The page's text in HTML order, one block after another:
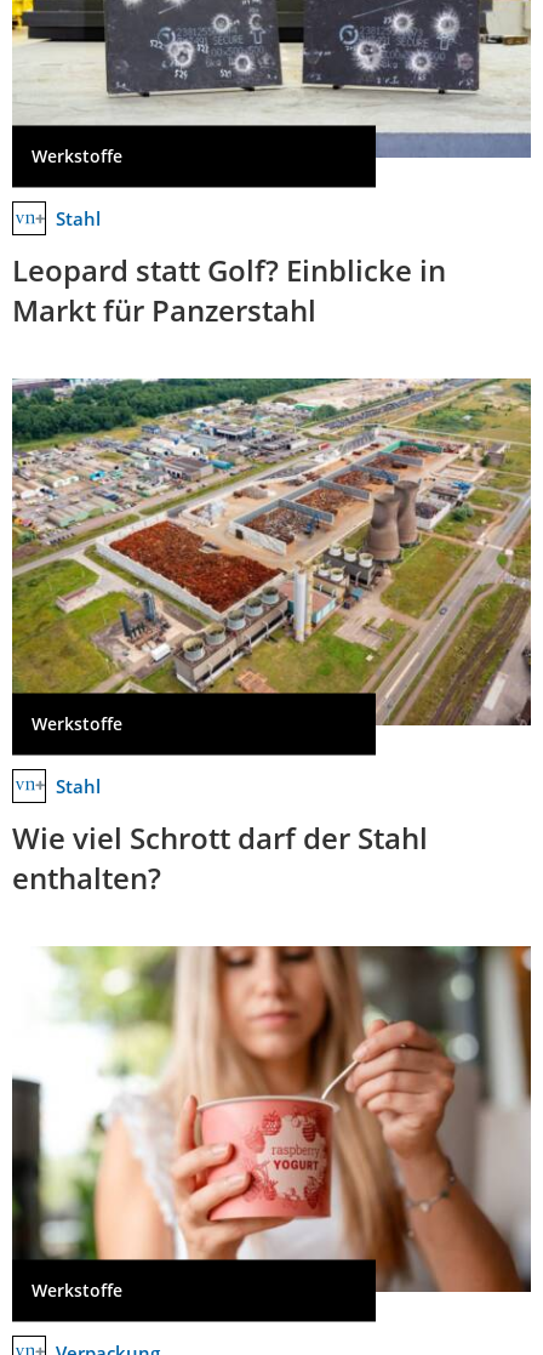
Werkstoffe
Stahl
Leopard statt Golf? Einblicke in
Markt für Panzerstahl
Werkstoffe
Stahl
Wie viel Schrott darf der Stahl
enthalten?
Werkstoffe